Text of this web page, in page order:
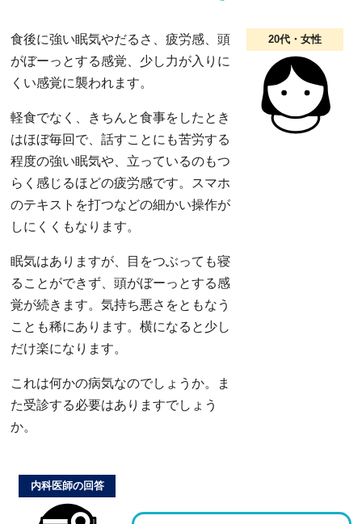
20代・女性
食後に強い眠気やだるさ、疲労感、頭
がぼーっとする感覚、少し力が入りに
くい感覚に襲われます。
軽食でなく、きちんと食事をしたとき
はほぼ毎回で、話すことにも苦労する
程度の強い眠気や、立っているのもつ
らく感じるほどの疲労感です。スマホ
のテキストを打つなどの細かい操作が
しにくくもなります。
眠気はありますが、目をつぶっても寝
ることができず、頭がぼーっとする感
覚が続きます。気持ち悪さをともなう
ことも稀にあります。横になると少し
だけ楽になります。
これは何かの病気なのでしょうか。ま
た受診する必要はありますでしょう
か。
内科医師の回答